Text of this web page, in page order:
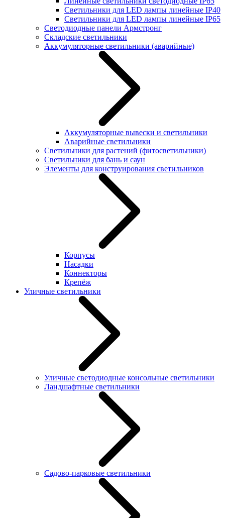
Светильники для LED лампы линейные IP40
Светильники для LED лампы линейные IP65
Светодиодные панели Армстронг
Складские светильники
Аккумуляторные светильники (аварийные)
Аккумуляторные вывески и светильники
Аварийные светильники
Светильники для растений (фитосветильники)
Светильники для бань и саун
Элементы для конструирования светильников
Корпусы
Насадки
Коннекторы
Крепёж
Уличные светильники
Уличные светодиодные консольные светильники
Ландшафтные светильники
Садово-парковые светильники